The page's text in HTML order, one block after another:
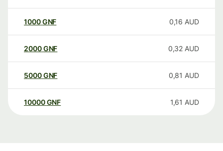
1000GNF 0,16 AUD
2000GNF 0,32 AUD
5000GNF 0,81 AUD
10000 GNF 1,61 AUD